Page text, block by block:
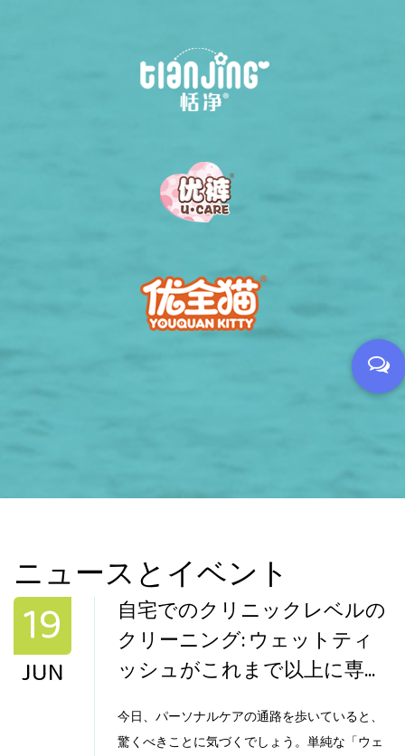
ニュースとイベント
19
JUN
自宅でのクリニックレベルの
クリーニング: ウェットティ
ッシュがこれまで以上に専門
今日、パーソナルケアの通路を歩いていると、
驚くべきことに気づくでしょう。単純な「ウェ